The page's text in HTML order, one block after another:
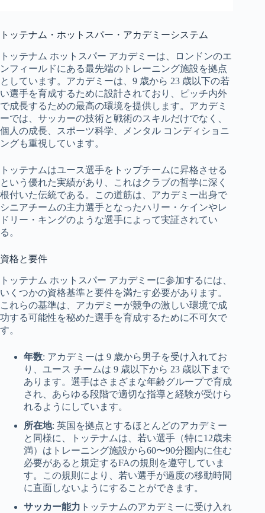
トッテナム・ホットスパー・アカデミーシステム
トッテナム ホットスパー アカデミーは、ロンドンのエ
ンフィールドにある最先端のトレーニング施設を拠点
としています。アカデミーは、9 歳から 23 歳以下の若
い選手を育成するために設計されており、ピッチ内外
で成長するための最高の環境を提供します。アカデミ
ーでは、サッカーの技術と戦術のスキルだけでなく、
個人の成長、スポーツ科学、メンタル コンディショニ
ングも重視しています。
トッテナムはユース選手をトップチームに昇格させる
という優れた実績があり、これはクラブの哲学に深く
根付いた伝統である。この道筋は、アカデミー出身で
シニアチームの主力選手となったハリー・ケインやレ
ドリー・キングのような選手によって実証されてい
る。
資格と要件
トッテナム ホットスパー アカデミーに参加するには、
いくつかの資格基準と要件を満たす必要があります。
これらの基準は、アカデミーが競争の激しい環境で成
功する可能性を秘めた選手を育成するために不可欠で
す。
年数: アカデミーは 9 歳から男子を受け入れてお
り、ユース チームは 9 歳以下から 23 歳以下まで
あります。選手はさまざまな年齢グループで育成
され、あらゆる段階で適切な指導と経験が受けら
れるようにしています。
所在地: 英国を拠点とするほとんどのアカデミー
と同様に、トッテナムは、若い選手（特に12歳未
満）はトレーニング施設から60〜90分圏内に住む
必要があると規定するFAの規則を遵守していま
す。この規則により、若い選手が過度の移動時間
に直面しないようにすることができます。
サッカー能力 トッテナムのアカデミーに受け入れ